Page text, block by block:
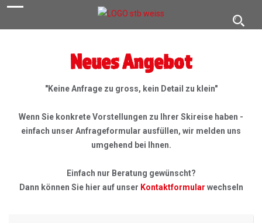
Neues Angebot
"Keine Anfrage zu gross, kein Detail zu klein"
Wenn Sie konkrete Vorstellungen zu Ihrer Skireise haben -
einfach unser Anfrageformular ausfüllen, wir melden uns
umgehend bei Ihnen.
Einfach nur Beratung gewünscht?
Dann können Sie hier auf unser Kontaktformular wechseln